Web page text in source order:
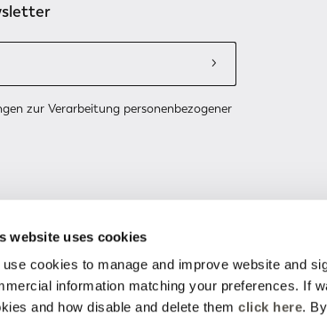
website uses cookies
use cookies to manage and improve website and
information matching your preferences. If
and how disable and delete themclick here.
zur Verarbeitung personenbezogener